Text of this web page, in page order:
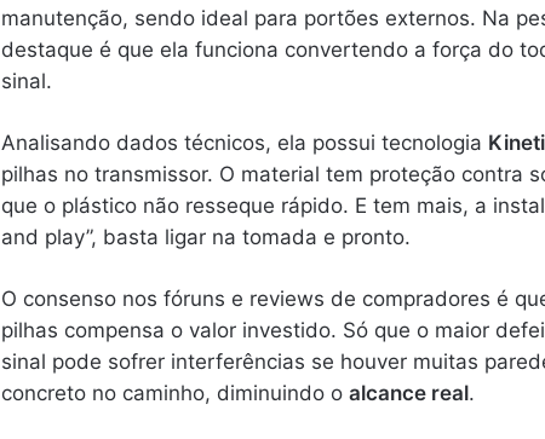
manutenção, sendo ideal para portões externos. Na
destaque é que ela funciona convertendo a força do
sinal.
Analisando dados técnicos, ela possui tecnologia
pilhas no transmissor. O material tem proteção contra
que o plástico não resseque rápido. E tem mais, a
and play”, basta ligar na tomada e pronto.
O consenso nos fóruns e reviews de compradores é
pilhas compensa o valor investido. Só que o maior
sinal pode sofrer interferências se houver muitas
concreto no caminho, diminuindo o alcance real.